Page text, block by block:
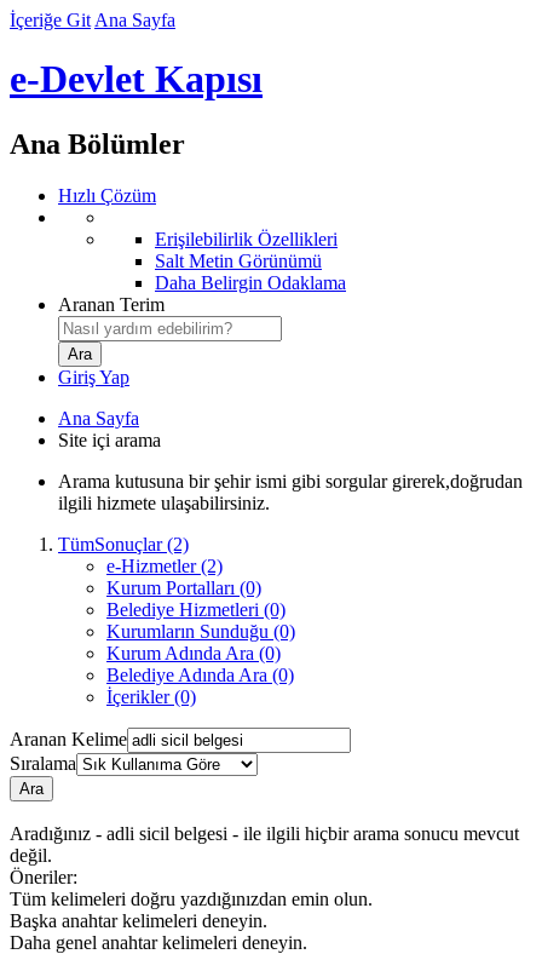
İçeriğe Git Ana Sayfa
e-Devlet Kapısı
Ana Bölümler
Hızlı Çözüm
Erişilebilirlik Özellikleri
Salt Metin Görünümü
Daha Belirgin Odaklama
Aranan Terim
Giriş Yap
Ana Sayfa
Site içi arama
Arama kutusuna bir şehir ismi gibi sorgular girerek,doğrudan
ilgili hizmete ulaşabilirsiniz.
TümSonuçlar (2)
e-Hizmetler (2)
Kurum Portalları (0)
Belediye Hizmetleri (0)
Kurumların Sunduğu (0)
Kurum Adında Ara (0)
Belediye Adında Ara (0)
İçerikler (0)
Aranan Kelime
Sıralama
Ara
Aradığınız - adli sicil belgesi - ile ilgili hiçbir arama sonucu mevcut
değil.
Öneriler:
Tüm kelimeleri doğru yazdığınızdan emin olun.
Başka anahtar kelimeleri deneyin.
Daha genel anahtar kelimeleri deneyin.